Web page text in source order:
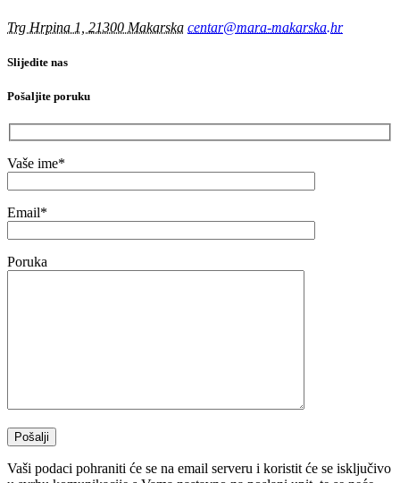
Trg Hrpina 1, 21300 Makarska centar@mara-makarska.hr
Slijedite nas
Pošaljite poruku
Vaše ime*
Email*
Poruka
Vaši podaci pohraniti će se na email serveru i koristit će se isključivo